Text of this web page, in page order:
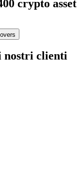
crypto asset
nostri clienti